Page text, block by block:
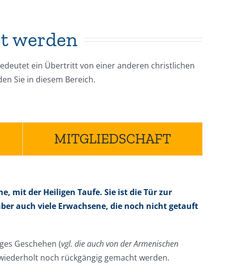
werden
ein Übertritt von einer anderen christlichen
Sie in diesem Bereich.
MITGLIEDSCHAFT
mit der Heiligen Taufe. Sie ist die Tür zur
auch viele Erwachsene, die noch nicht getauft
Geschehen (vgl. die auch von der Armenischen
noch rückgängig gemacht werden.